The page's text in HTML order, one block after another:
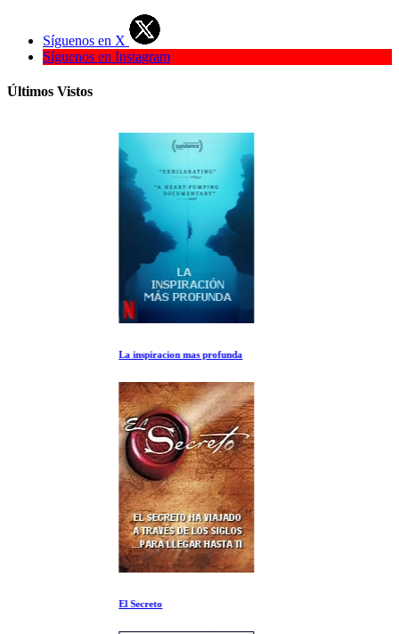
Síguenos en X
Síguenos en Instagram
Últimos Vistos
La inspiracion mas profunda